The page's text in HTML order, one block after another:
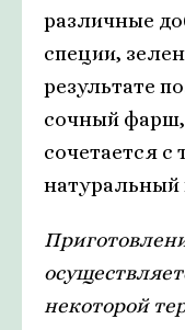
различные
специи,
результате
сочный
сочетается с
натуральный
некоторой